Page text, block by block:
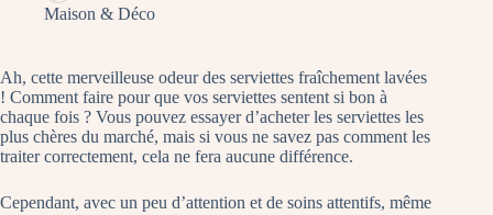
Maison & Déco
Ah, cette merveilleuse odeur des serviettes fraîchement lavées
! Comment faire pour que vos serviettes sentent si bon à
chaque fois ? Vous pouvez essayer d’acheter les serviettes les
plus chères du marché, mais si vous ne savez pas comment les
traiter correctement, cela ne fera aucune différence.
Cependant, avec un peu d’attention et de soins attentifs, même